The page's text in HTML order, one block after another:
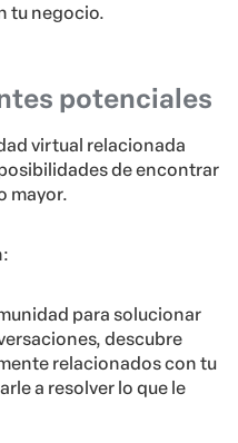
tu negocio.
potenciales
virtual relacionada
de encontrar
mayor.
para solucionar
descubre
relacionados con tu
a resolver lo que le